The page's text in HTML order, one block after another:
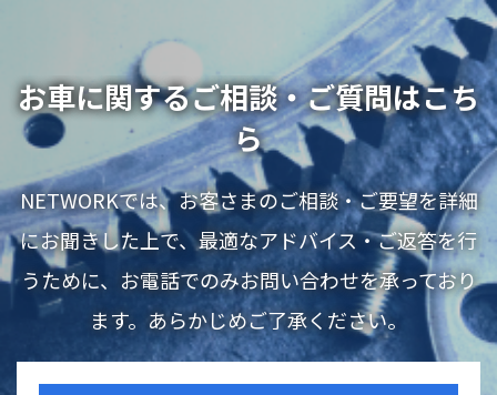
お車に関するご相談・ご質問はこち
ら
NETWORKでは、お客さまのご相談・ご要望を詳細
にお聞きした上で、最適なアドバイス・ご返答を行
うために、お電話でのみお問い合わせを承っており
ます。あらかじめご了承ください。